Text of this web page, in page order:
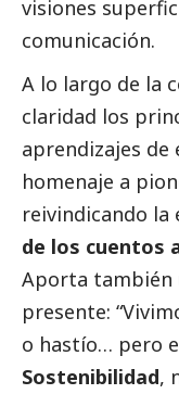
visiones
comunicación.
A lo largo de la
claridad los
aprendizajes de
homenaje a
reivindicando la
de los cuentos
Aporta también
presente:
o hastío… pero
Sostenibilidad,